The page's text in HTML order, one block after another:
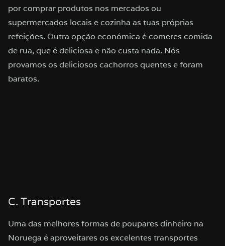
por comprar produtos nos mercados ou
supermercados locais e cozinha as tuas próprias
refeições. Outra opção económica é comeres comida
de rua, que é deliciosa e não custa nada. Nós
provamos os deliciosos cachorros quentes e foram
baratos.
C. Transportes
Uma das melhores formas de poupares dinheiro na
Noruega é aproveitares os excelentes transportes